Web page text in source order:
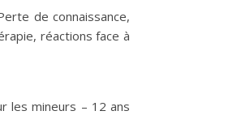
de connaissance,
réactions face à
les mineurs – 12 ans